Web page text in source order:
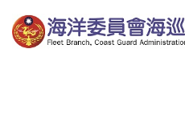
到
主
要